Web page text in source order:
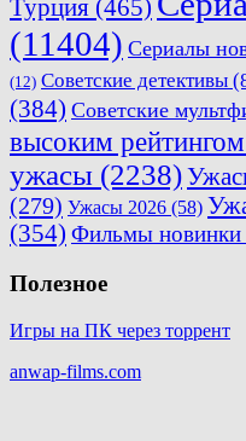
Турция (465)
(11404) Сериалы
(12) Советские детективы
(384) Советские
высоким рейтингом
ужасы (2238)
(279) Ужасы 2026 (58)
(354) Фильмы новинки
Полезное
Игры на ПК через торрент
anwap-films.com